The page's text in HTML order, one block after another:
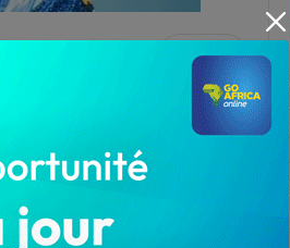
1 582
au quotidien le mode de
aveuglées par l’opulence
ruinent l’avenir de la